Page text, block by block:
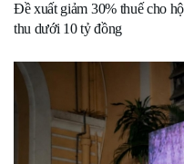
Đề xuất giảm 30% thuế cho
thu dưới 10 tỷ đồng